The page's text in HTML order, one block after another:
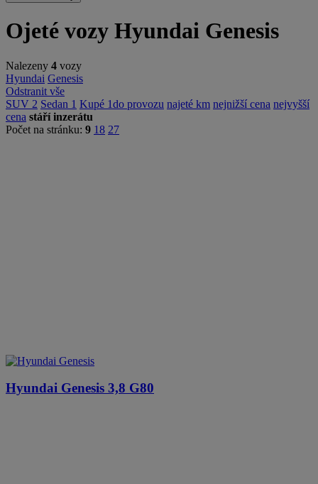
Ojeté vozy Hyundai Genesis
Nalezeny 4 vozy
Hyundai Genesis
Odstranit vše
SUV 2 Sedan 1 Kupé 1do provozu najeté km nejnižší cena nejvyšší
cena stáří inzerátu
Počet na stránku: 9 18 27
Hyundai Genesis 3,8 G80